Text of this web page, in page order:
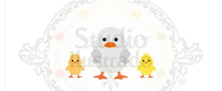
ser
escolhidas
página
produto